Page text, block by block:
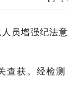
员增强纪法
查获。经检